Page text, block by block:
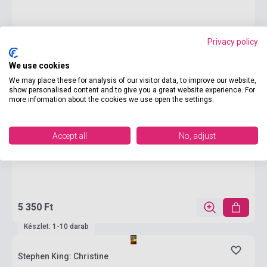
5 350 Ft
Készlet: 1-10 darab
Stephen King: Christine
Privacy policy
We use cookies
We may place these for analysis of our visitor data, to improve our website,
show personalised content and to give you a great website experience. For
more information about the cookies we use open the settings.
Accept all No, adjust